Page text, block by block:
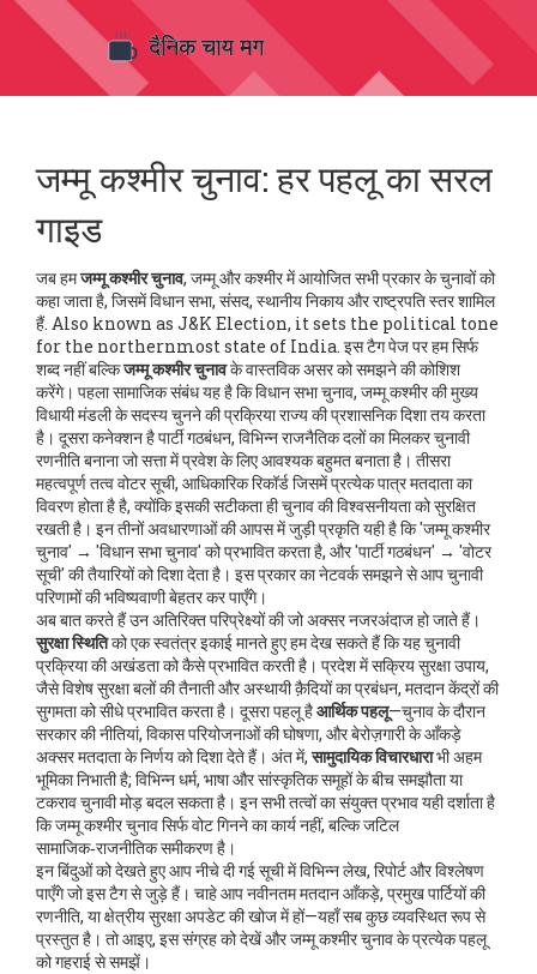
जम्मू कश्मीर चुनाव: हर पहलू का सरल
गाइड
जब हमजम्मू कश्मीर चुनाव, जम्मू और कश्मीर में आयोजित सभी प्रकार के चुनावों को
कहा जाता है, जिसमें विधान सभा, संसद, स्थानीय निकाय और राष्ट्रपति स्तर शामिल
हैं. Also known as J&K Election, it sets the political tone
for the northernmost state of India. इस टैग पेज पर हम सिर्फ
शब्द नहीं बल्किजम्मू कश्मीर चुनावके वास्तविक असर को समझने की कोशिश
करेंगे। पहला सामाजिक संबंध यह है किविधान सभा चुनाव, जम्मू कश्मीर की मुख्य
विधायी मंडली के सदस्य चुनने की प्रक्रियाराज्य की प्रशासनिक दिशा तय करता
है। दूसरा कनेक्शन हैपार्टी गठबंधन, विभिन्न राजनैतिक दलों का मिलकर चुनावी
रणनीति बनानाजो सत्ता में प्रवेश के लिए आवश्यक बहुमत बनाता है। तीसरा
महत्वपूर्ण तत्ववोटर सूची, आधिकारिक रिकॉर्ड जिसमें प्रत्येक पात्र मतदाता का
विवरण होता हैहै, क्योंकि इसकी सटीकता ही चुनाव की विश्वसनीयता को सुरक्षित
रखती है। इन तीनों अवधारणाओं की आपस में जुड़ी प्रकृति यही है कि 'जम्मू कश्मीर
चुनाव' → 'विधान सभा चुनाव' को प्रभावित करता है, और 'पार्टी गठबंधन' → 'वोटर
सूची' की तैयारियों को दिशा देता है। इस प्रकार का नेटवर्क समझने से आप चुनावी
परिणामों की भविष्यवाणी बेहतर कर पाएँगे।
अब बात करते हैं उन अतिरिक्त परिप्रेक्ष्यों की जो अक्सर नजरअंदाज हो जाते हैं।
सुरक्षा स्थितिको एक स्वतंत्र इकाई मानते हुए हम देख सकते हैं कि यह चुनावी
प्रक्रिया की अखंडता को कैसे प्रभावित करती है। प्रदेश में सक्रिय सुरक्षा उपाय,
जैसे विशेष सुरक्षा बलों की तैनाती और अस्थायी क़ैदियों का प्रबंधन, मतदान केंद्रों की
सुगमता को सीधे प्रभावित करता है। दूसरा पहलू हैआर्थिक पहलू—चुनाव के दौरान
सरकार की नीतियां, विकास परियोजनाओं की घोषणा, और बेरोज़गारी के आँकड़े
अक्सर मतदाता के निर्णय को दिशा देते हैं। अंत में,सामुदायिक विचारधाराभी अहम
भूमिका निभाती है; विभिन्न धर्म, भाषा और सांस्कृतिक समूहों के बीच समझौता या
टकराव चुनावी मोड़ बदल सकता है। इन सभी तत्वों का संयुक्त प्रभाव यही दर्शाता है
कि जम्मू कश्मीर चुनाव सिर्फ वोट गिनने का कार्य नहीं, बल्कि जटिल
सामाजिक‑राजनीतिक समीकरण है।
इन बिंदुओं को देखते हुए आप नीचे दी गई सूची में विभिन्न लेख, रिपोर्ट और विश्लेषण
पाएँगे जो इस टैग से जुड़े हैं। चाहे आप नवीनतम मतदान आँकड़े, प्रमुख पार्टियों की
रणनीति, या क्षेत्रीय सुरक्षा अपडेट की खोज में हों—यहाँ सब कुछ व्यवस्थित रूप से
प्रस्तुत है। तो आइए, इस संग्रह को देखें और जम्मू कश्मीर चुनाव के प्रत्येक पहलू
को गहराई से समझें।